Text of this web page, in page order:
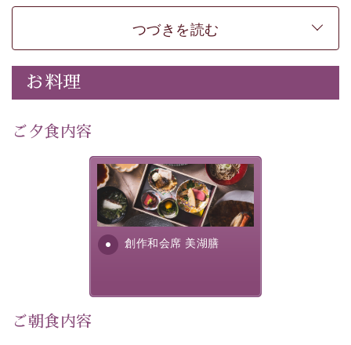
た。
日頃なかなか言えない感謝の気持ちを
お伝えし
てみてはいかがでしょうか。
-----------【安心への取り組み】----------
個室料亭、貸切風呂のご利用が可能な上、 安心安全にご
30項目以上からなる独自の衛生・消毒プログラムの基、
---------------------------------------------
・記念写真＆オリジナル【フォトフレームカード】プレ
思い出デザートプレート付き
・諏訪大社4社を巡る無料参拝バス（事前予約制）
・館内着をご用意
・就寝用パジャマをご用意
つづきを読む
お料理
ご夕食内容
創作和会席 美湖膳
美湖膳とは諏訪の地で特別を
提供する為に料理長・神原 裕
明が考え出した創作和会席で
す。美しい諏訪湖の幸...
ご朝食内容